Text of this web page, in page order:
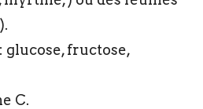
glucose, fructose,
C.